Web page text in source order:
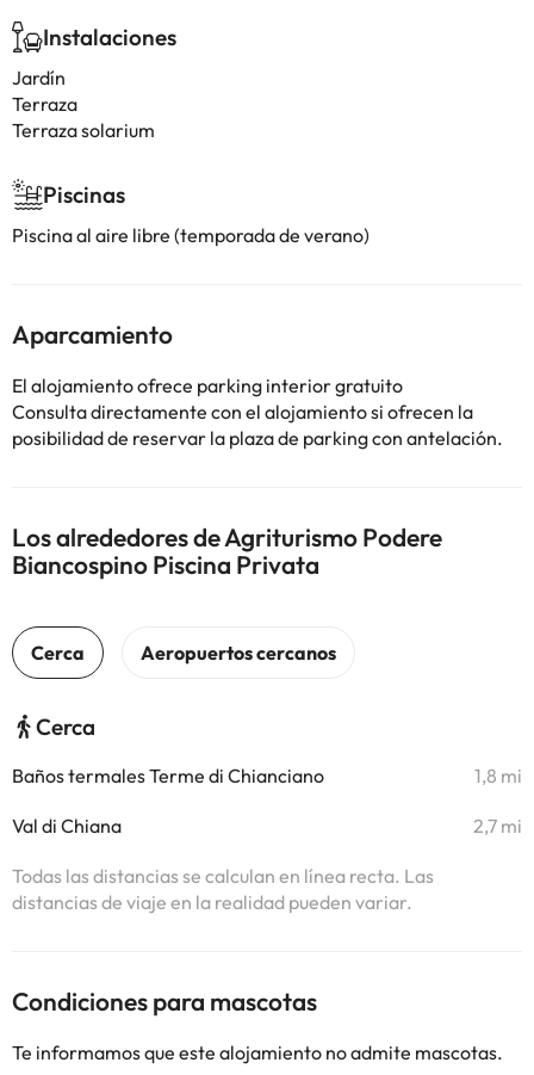
Instalaciones
Jardín
Terraza
Terraza solarium
Piscinas
Piscina al aire libre (temporada de verano)
Aparcamiento
El alojamiento ofrece parking interior gratuito
Consulta directamente con el alojamiento si ofrecen la
posibilidad de reservar la plaza de parking con antelación.
Los alrededores de Agriturismo Podere
Biancospino Piscina Privata
Cerca
Baños termales Terme di Chianciano 1,8 mi
Val di Chiana 2,7 mi
Todas las distancias se calculan en línea recta. Las
distancias de viaje en la realidad pueden variar.
Condiciones para mascotas
Te informamos que este alojamiento no admite mascotas.